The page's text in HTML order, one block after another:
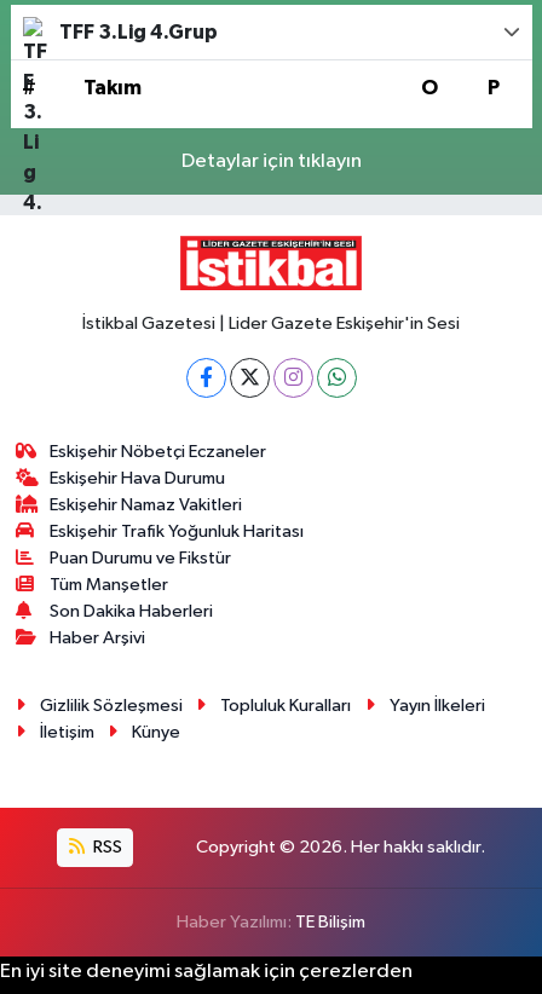
TFF 3.Lig 4.Grup
# Takım O P
Detaylar için tıklayın
İstikbal Gazetesi | Lider Gazete Eskişehir'in Sesi
Eskişehir Nöbetçi Eczaneler
Eskişehir Hava Durumu
Eskişehir Namaz Vakitleri
Eskişehir Trafik Yoğunluk Haritası
Puan Durumu ve Fikstür
Tüm Manşetler
Son Dakika Haberleri
Haber Arşivi
Gizlilik Sözleşmesi Topluluk Kuralları
Yayın İlkeleri
İletişim
Künye
RSS Copyright © 2026. Her hakkı saklıdır.
Haber Yazılımı: TE Bilişim
En iyi site deneyimi sağlamak için çerezlerden